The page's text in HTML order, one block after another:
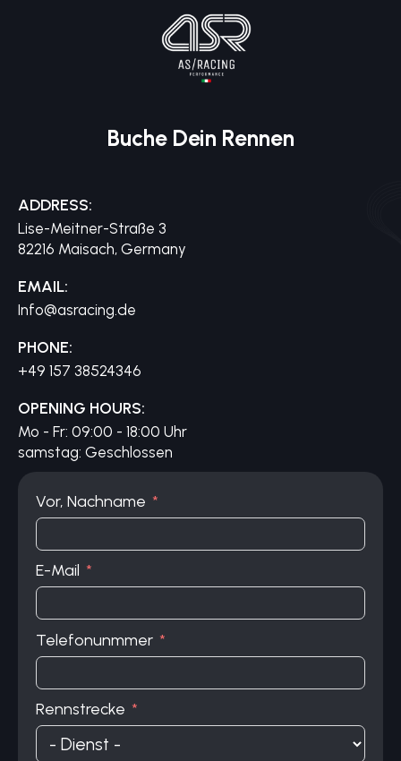
Buche Dein Rennen
ADDRESS:
Lise-Meitner-Straße 3
82216 Maisach, Germany
EMAIL:
Info@asracing.de
PHONE:
+49 157 38524346
OPENING HOURS:
Mo - Fr: 09:00 - 18:00 Uhr
​​samstag: Geschlossen
Vor, Nachname
E-Mail
Telefonunmmer
Rennstrecke